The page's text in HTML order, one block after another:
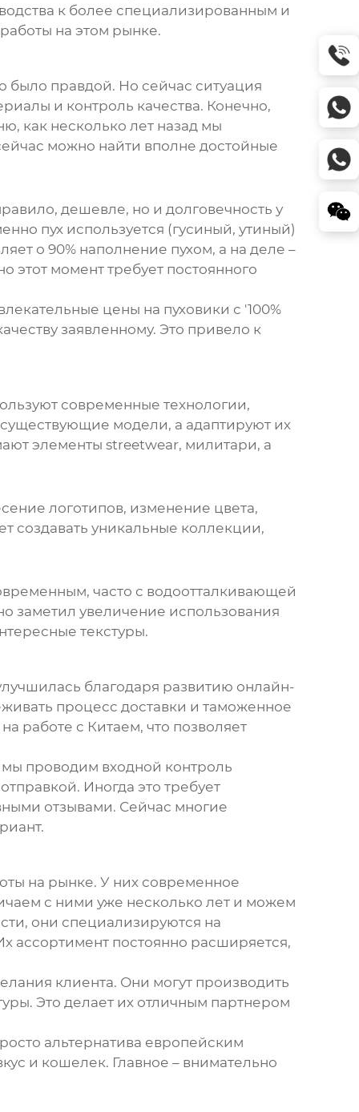
к более специализированным и
на этом рынке.
было правдой. Но сейчас ситуация
и контроль качества. Конечно,
как несколько лет назад мы
можно найти вполне достойные
дешевле, но и долговечность у
пух используется (гусиный, утиный)
о 90% наполнение пухом, а на деле –
этот момент требует постоянного
цены на пуховики с '100%
заявленному. Это привело к
современные технологии,
модели, а адаптируют их
элементы streetwear, милитари, а
логотипов, изменение цвета,
создавать уникальные коллекции,
часто с водоотталкивающей
заметил увеличение использования
текстуры.
благодаря развитию онлайн-
процесс доставки и таможенное
работе с Китаем, что позволяет
проводим входной контроль
Иногда это требует
отзывами. Сейчас многие
на рынке. У них современное
с ними уже несколько лет и можем
они специализируются на
ассортимент постоянно расширяется,
клиента. Они могут производить
Это делает их отличным партнером
альтернатива европейским
и кошелек. Главное – внимательно